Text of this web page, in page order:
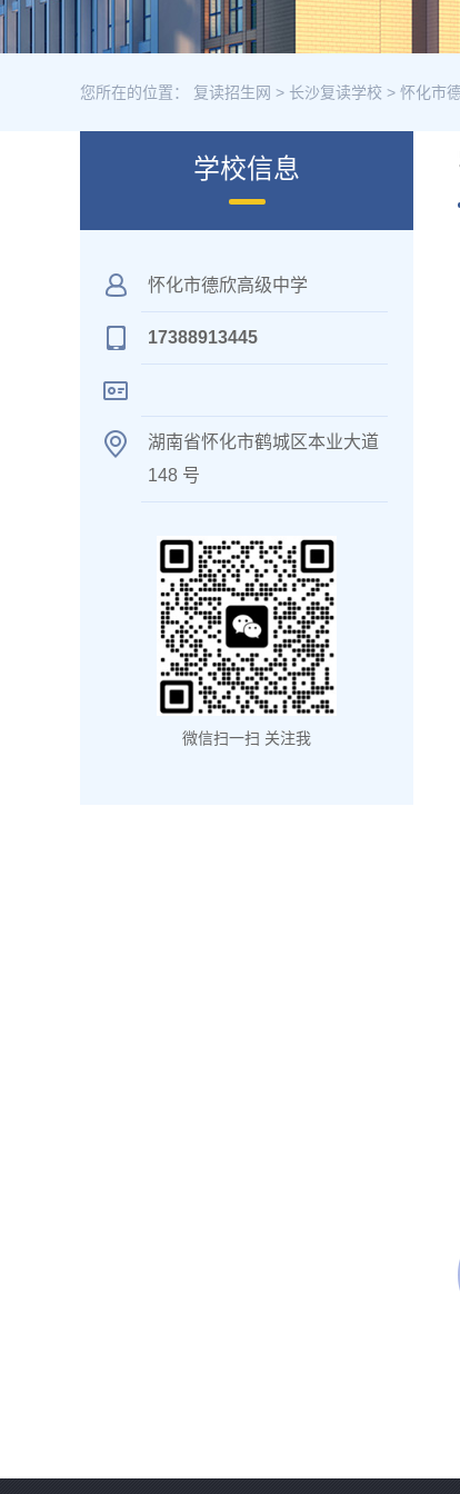
您所在的位置： 复读招生网 > 长沙复读学校 > 怀化市
学校信息
怀化市德欣高级中学
17388913445
湖南省怀化市鹤城区本业大道
148 号
微信扫一扫 关注我